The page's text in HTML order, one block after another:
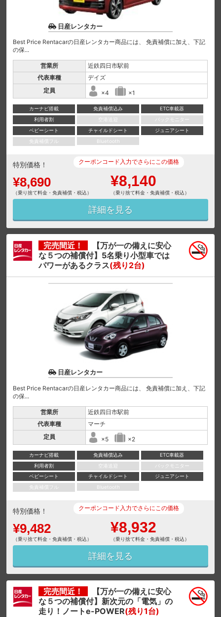
日産レンタカー
Best Price Rentacarの日産レンタカー商品には、 免責補償に加え、下記
の保...
営業所
近鉄四日市駅前
代表車種
デイズ
定員
×4 ×1
カーナビ搭載 免責補償込み
ETC車載器
利用者割
空港送迎
バックモニター
ベビーシート
チャイルドシート
ジュニアシート
免責補償フル
Bluetooth
特別価格！
¥8,690
（乗り捨て料金・免責補償・税込）
クーポンコード入力でさらにこの価格
¥8,140
（乗り捨て料金・免責補償・税込）
詳細を見る
完売間近！
【万が一の備えに安心
な５つの補償付】5名乗り小型車では
パワーがあるクラス(残り2台)
日産レンタカー
Best Price Rentacarの日産レンタカー商品には、 免責補償に加え、下記
の保...
営業所
近鉄四日市駅前
代表車種
マーチ
定員
×5 ×2
カーナビ搭載 免責補償込み
ETC車載器
利用者割
空港送迎
バックモニター
ベビーシート
チャイルドシート
ジュニアシート
免責補償フル
Bluetooth
特別価格！
¥9,482
（乗り捨て料金・免責補償・税込）
クーポンコード入力でさらにこの価格
¥8,932
（乗り捨て料金・免責補償・税込）
詳細を見る
完売間近！
【万が一の備えに安心
な５つの補償付】新次元の「電気」の
走り！ノートe-POWER(残り1台)